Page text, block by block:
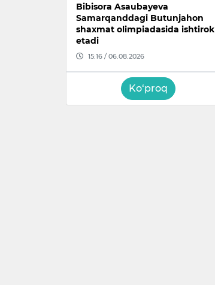
Bibisora Asaubayeva
Samarqanddagi Butunjahon
shaxmat olimpiadasida ishtirok
etadi
15:16 / 06.08.2026
Ko‘proq